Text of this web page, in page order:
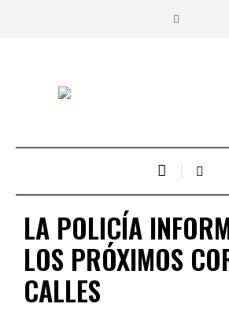
LA POLICÍA
LOS PRÓXIMOS
CALLES